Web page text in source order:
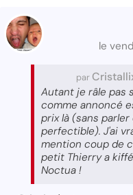
le
par
Autant je râle pas
comme annoncé
prix là (sans
perfectible). J'ai
mention coup de
petit Thierry a
Noctua !